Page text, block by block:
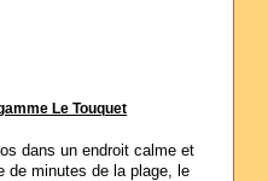
Le Touquet
dans un endroit calme et
de minutes de la plage, le